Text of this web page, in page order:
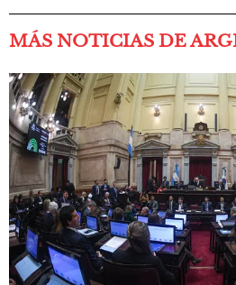
MÁS NOTICIAS DE